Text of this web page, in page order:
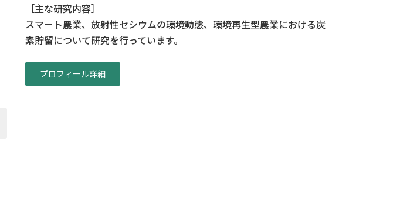
［主な研究内容］
スマート農業、放射性セシウムの環境動態、環境再生型農業における炭
素貯留について研究を行っています。
プロフィール詳細